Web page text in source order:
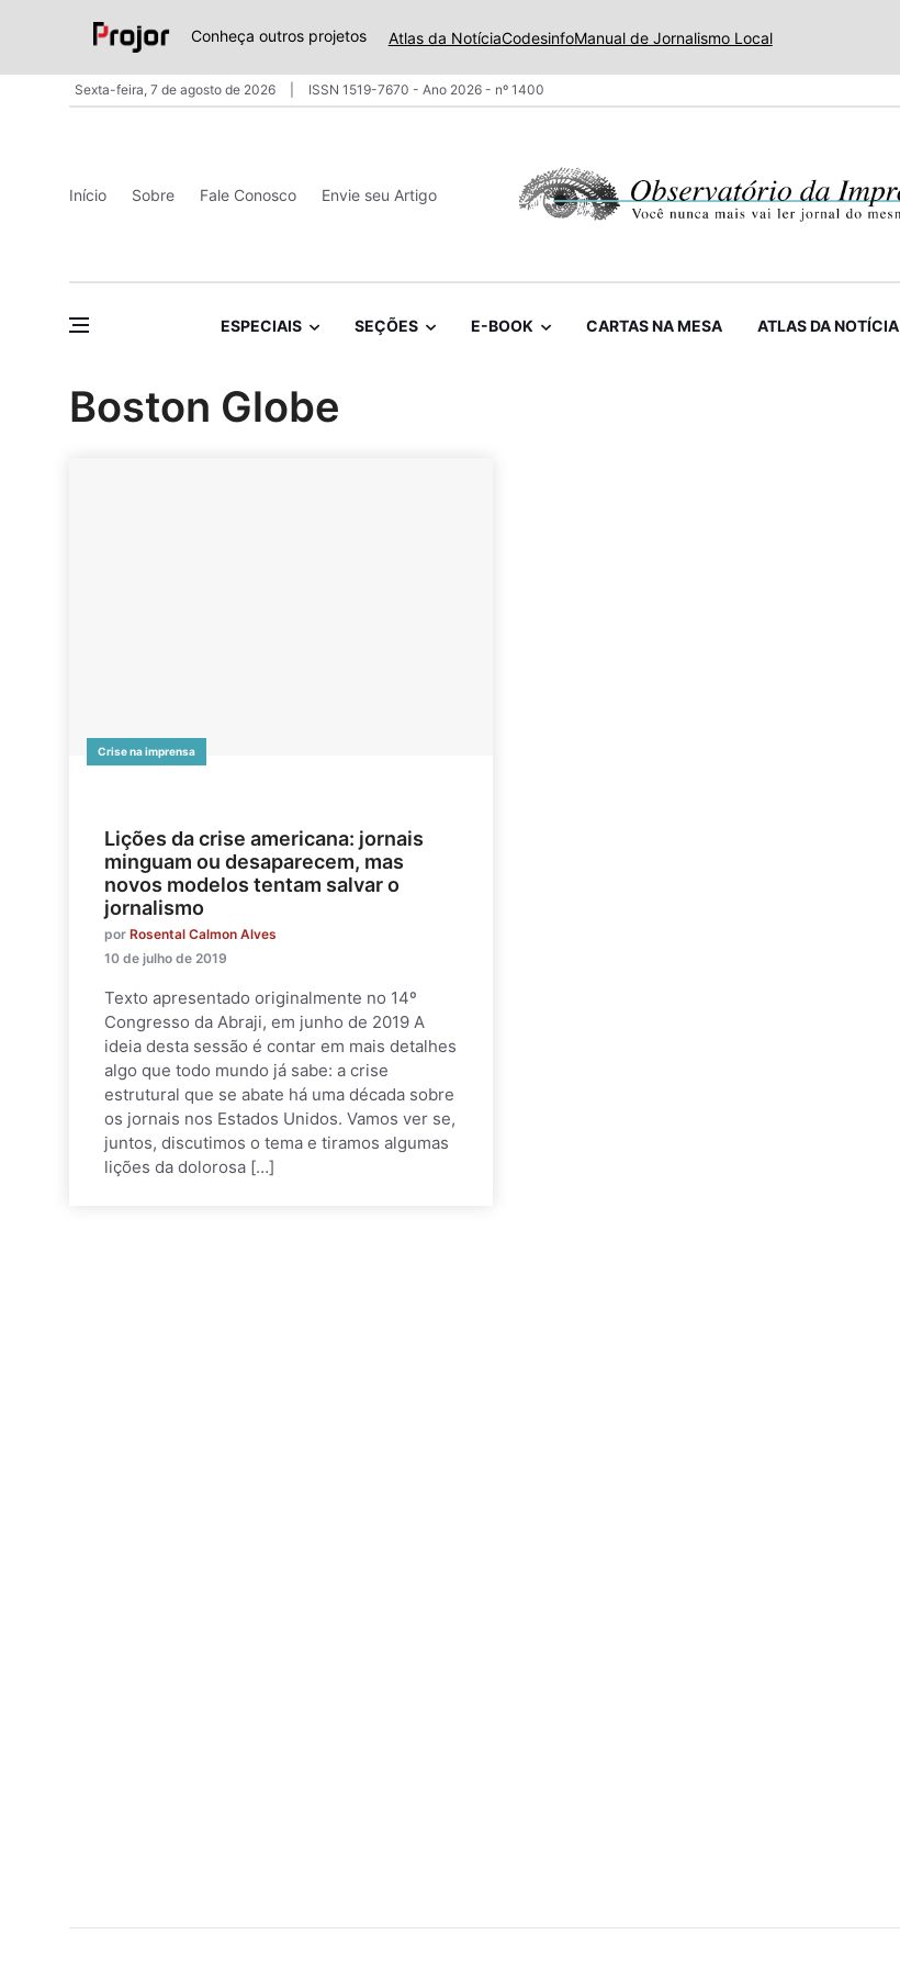
Conheça outros projetos Atlas da NotíciaCodesinfoManual de Jornalismo Local
Sexta-feira, 7 de agosto de 2026 ISSN 1519-7670 - Ano 2026 - nº 1400
Início Sobre Fale Conosco Envie seu Artigo
ESPECIAIS SEÇÕES E-BOOK CARTAS NA MESA ATLAS DA NOTÍCIA
Boston Globe
Crise na imprensa
Lições da crise americana: jornais
minguam ou desaparecem, mas
novos modelos tentam salvar o
jornalismo
por Rosental Calmon Alves
10 de julho de 2019
Texto apresentado originalmente no 14º
Congresso da Abraji, em junho de 2019 A
ideia desta sessão é contar em mais detalhes
algo que todo mundo já sabe: a crise
estrutural que se abate há uma década sobre
os jornais nos Estados Unidos. Vamos ver se,
juntos, discutimos o tema e tiramos algumas
lições da dolorosa […]